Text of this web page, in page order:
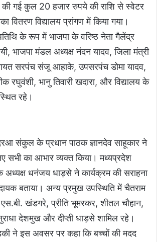
की गई कुल 20 हजार रुपये की राशि से स्वेटर
वितरण विद्यालय प्रांगण में किया गया।
के रूप में भाजपा के वरिष्ठ नेता गैलेंद्र
भाजपा मंडल अध्यक्ष नंदन यादव, जिला मंत्री
सरपंच संजू आहाके, उपसरपंच डोमा यादव,
रघुवंशी, भानु तिवारी खदारा, और विद्यालय के
रहे।
संकुल के प्रधान पाठक ज्ञानदेव साहूकार ने
सभी का आभार व्यक्त किया। मध्यप्रदेश
अध्यक्ष धनंजय धाड़से ने कार्यक्रम की सराहना
बताया। अन्य प्रमुख उपस्थिति में चैतराम
खंडगरे, प्रीति भूमरकर, शीतल चौहान,
देशमुख और दीप्ती धाड़से शामिल रहे।
ने इस अवसर पर कहा कि बच्चों की मदद